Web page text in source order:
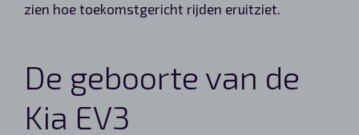
zien hoe toekomstgericht rijden eruitziet.
De geboorte van de
Kia EV3